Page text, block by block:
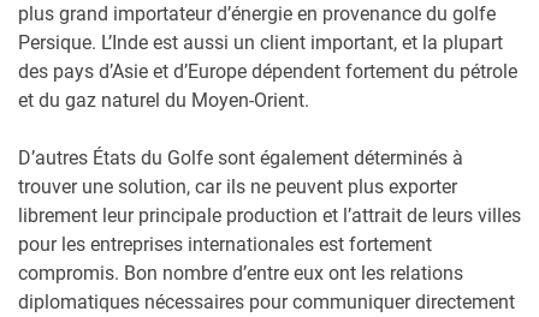
plus grand importateur d’énergie en provenance du golfe
Persique. L’Inde est aussi un client important, et la plupart
des pays d’Asie et d’Europe dépendent fortement du pétrole
et du gaz naturel du Moyen-Orient.
D’autres États du Golfe sont également déterminés à
trouver une solution, car ils ne peuvent plus exporter
librement leur principale production et l’attrait de leurs villes
pour les entreprises internationales est fortement
compromis. Bon nombre d’entre eux ont les relations
diplomatiques nécessaires pour communiquer directement